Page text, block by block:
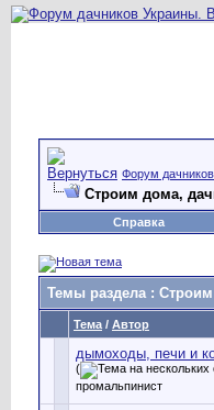
Форум
Строим дома,
Справка
Темы раздела: Строим
Тема / Автор
дымоходы, печи и
(
промальпинист